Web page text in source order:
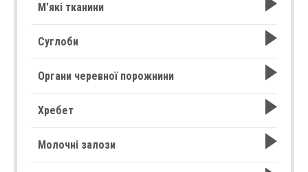
М'які тканини
Суглоби
Органи черевної порожнини
Хребет
Молочні залози